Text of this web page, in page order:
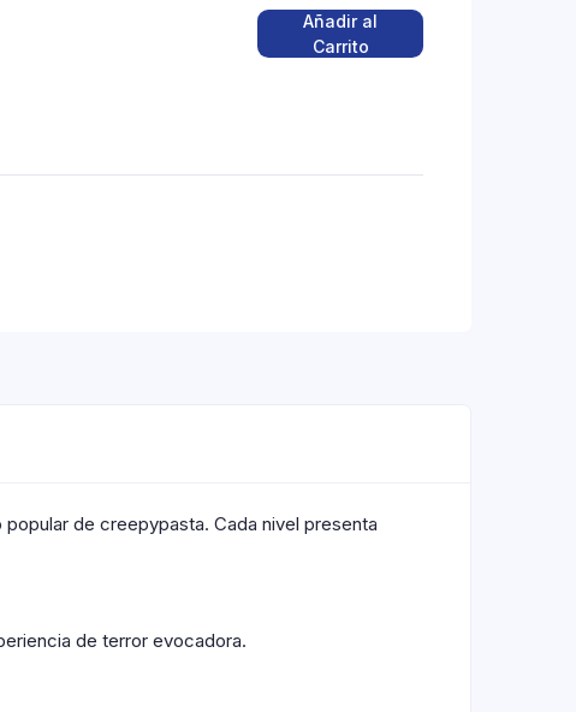
Añadir al
Carrito
de creepypasta. Cada nivel presenta
de terror evocadora.